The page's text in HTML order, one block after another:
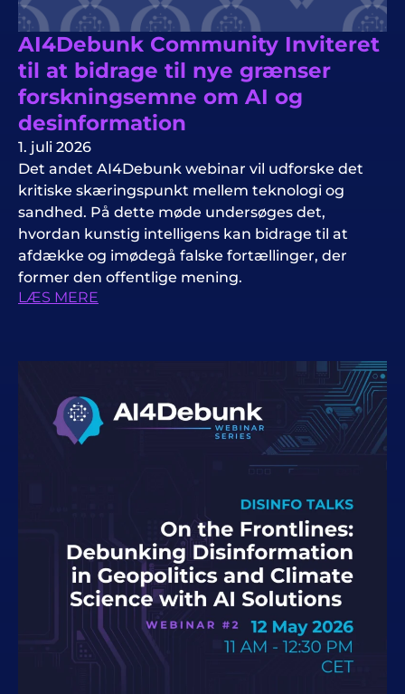
AI4Debunk Community Inviteret
til at bidrage til nye grænser
forskningsemne om AI og
desinformation
1. juli 2026
Det andet AI4Debunk webinar vil udforske det
kritiske skæringspunkt mellem teknologi og
sandhed. På dette møde undersøges det,
hvordan kunstig intelligens kan bidrage til at
afdække og imødegå falske fortællinger, der
former den offentlige mening.
LÆS MERE